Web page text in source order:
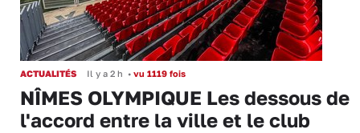
ACTUALITÉS Il y a 2 h • vu 1119 fois
NÎMES OLYMPIQUE Les dessous de
l'accord entre la ville et le club